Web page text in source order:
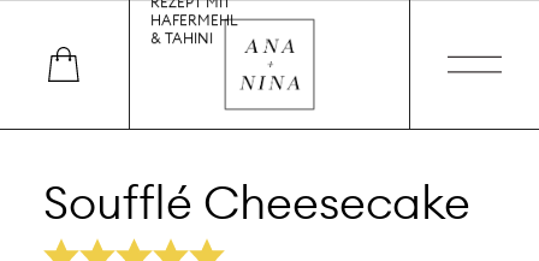
Soufflé Cheesecake
HAFERMEHL
& TAHINI